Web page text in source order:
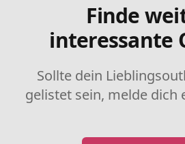
Finde
interessante
Sollte dein
gelistet sein, melde dich